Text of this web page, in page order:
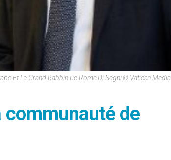
Et Le Grand Rabbin De Rome Di Segni © Vatican Media
de